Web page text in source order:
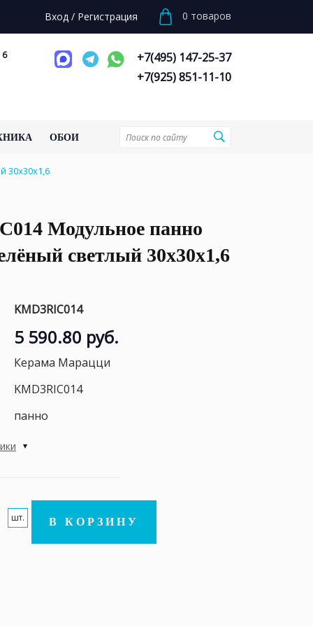
Вход / Регистрация 0 товаров
6
+7(495) 147-25-37
+7(925) 851-11-10
ОБОИ
30х30х1,6
Модульное панно
светлый 30х30х1,6
KMD3RIC014
5 590.80 руб.
Керама Марацци
KMD3RIC014
панно
шт. В КОРЗИНУ